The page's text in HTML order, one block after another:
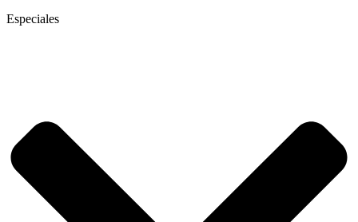
Especiales